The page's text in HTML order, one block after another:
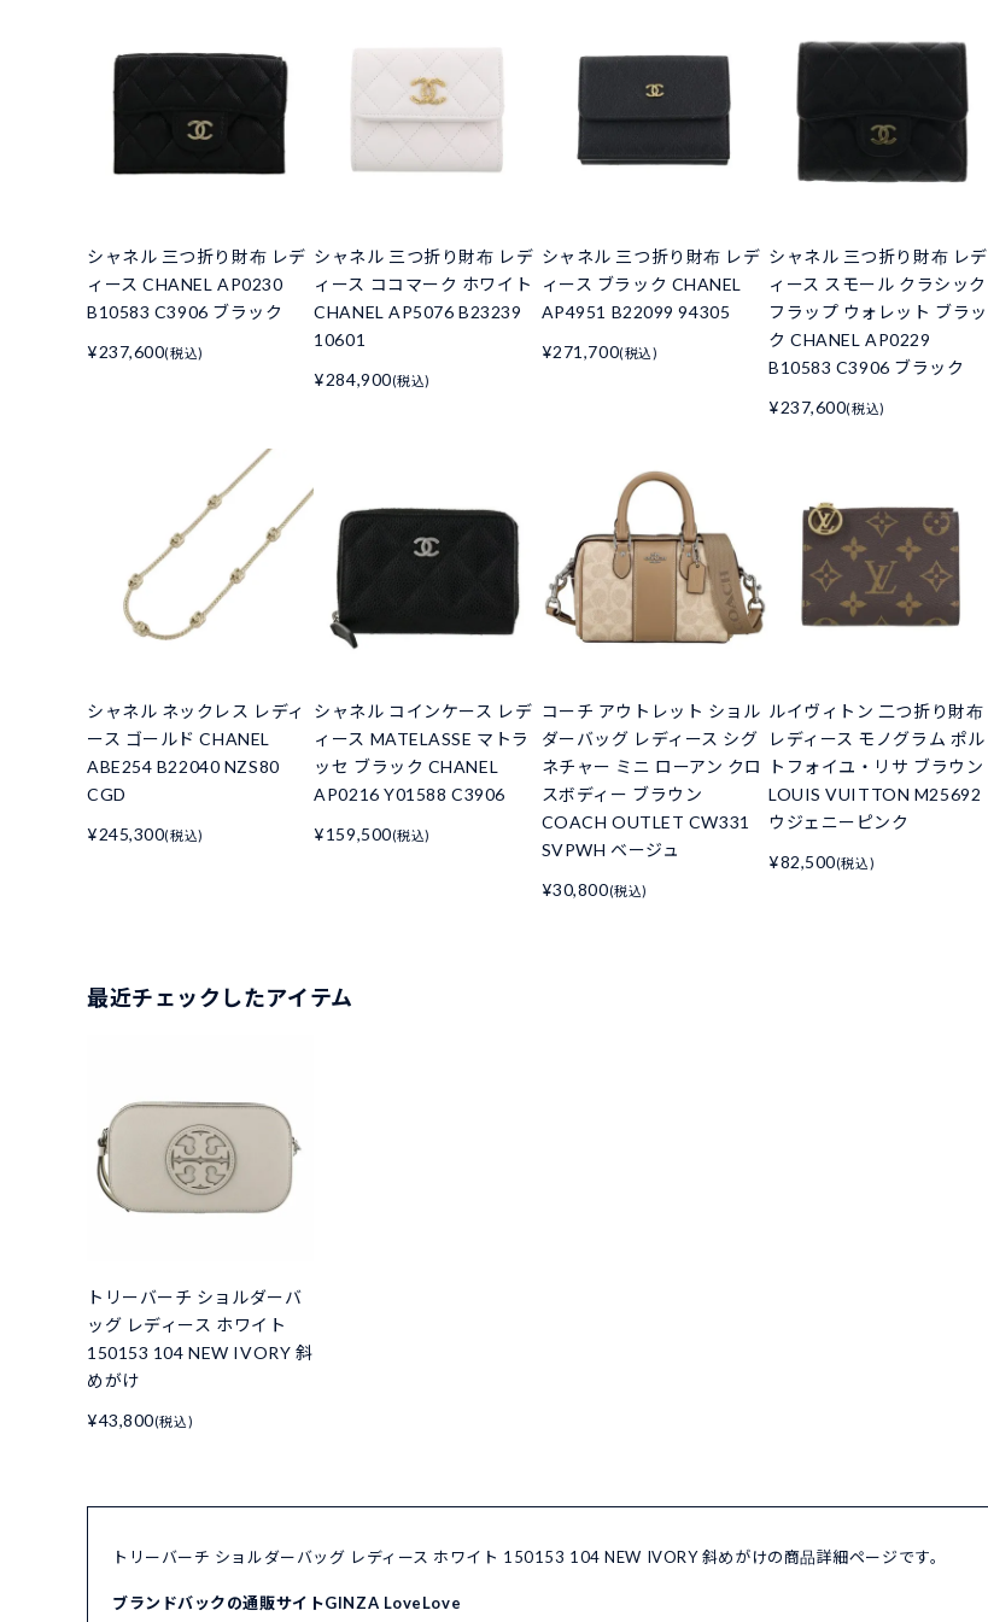
シャネル 三つ折り財布 レデ
ィース CHANEL AP0230
B10583 C3906 ブラック
¥237,600(税込)
シャネル 三つ折り財布 レデ
ィース ココマーク ホワイト
CHANEL AP5076 B23239
10601
¥284,900(税込)
シャネル 三つ折り財布 レデ
ィース ブラック CHANEL
AP4951 B22099 94305
¥271,700(税込)
シャネル 三つ折り財布 レデ
ィース スモール クラシック
フラップ ウォレット ブラッ
ク CHANEL AP0229
B10583 C3906 ブラック
¥237,600(税込)
シャネル ネックレス レディ
ース ゴールド CHANEL
ABE254 B22040 NZS80
CGD
¥245,300(税込)
シャネル コインケース レデ
ィース MATELASSE マトラ
ッセ ブラック CHANEL
AP0216 Y01588 C3906
¥159,500(税込)
コーチ アウトレット ショル
ダーバッグ レディース シグ
ネチャー ミニ ローアン クロ
スボディー ブラウン
COACH OUTLET CW331
SVPWH ベージュ
¥30,800(税込)
ルイヴィトン 二つ折り財布
レディース モノグラム ポル
トフォイユ・リサ ブラウン
LOUIS VUITTON M25692
ウジェニーピンク
¥82,500(税込)
最近チェックしたアイテム
トリーバーチ ショルダーバ
ッグ レディース ホワイト
150153 104 NEW IVORY 斜
めがけ
¥43,800(税込)
トリーバーチ ショルダーバッグ レディース ホワイト 150153 104 NEW IVORY 斜めがけの商品詳細ページです。
ブランドバックの通販サイトGINZA LoveLove